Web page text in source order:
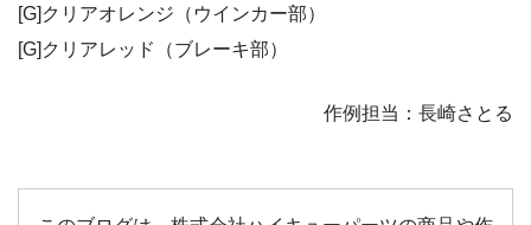
[G]クリアオレンジ（ウインカー部）
[G]クリアレッド（ブレーキ部）
作例担当：長崎さとる